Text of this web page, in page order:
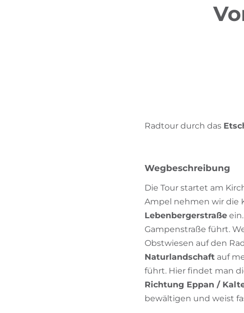
Radtour durch das
Wegbeschreibung
Die Tour startet am
Ampel nehmen wir die
Lebenbergerstraße
Gampenstraße führt.
Obstwiesen auf den
Naturlandschaft auf
führt. Hier findet man
Richtung Eppan /
bewältigen und weist